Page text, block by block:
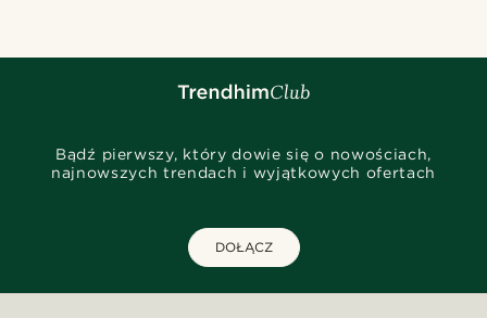
Bądź pierwszy, który dowie się o nowościach,
najnowszych trendach i wyjątkowych ofertach
DOŁĄCZ